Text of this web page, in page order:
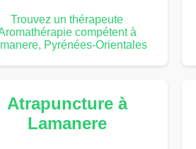
Trouvez un thérapeute
compétent à
Pyrénées-Orientales
Atrapuncture à
Lamanere